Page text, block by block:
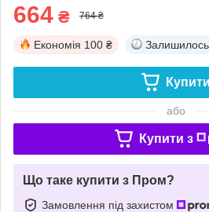
664 ₴ 764 ₴
Економія 100 ₴ Залишилось
Купити
або
Купити з
Що таке купити з Пром?
Замовлення під захистом